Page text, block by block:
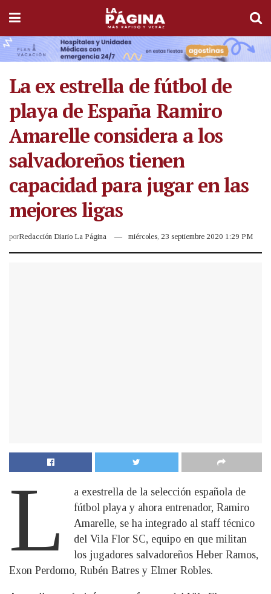
La ex estrella de fútbol de
playa de España Ramiro
Amarelle considera a los
salvadoreños tienen
capacidad para jugar en las
mejores ligas
porRedacción Diario La Página miércoles, 23 septiembre 2020 1:29 PM
L
a exestrella de la selección española de
fútbol playa y ahora entrenador, Ramiro
Amarelle, se ha integrado al staff técnico
del Vila Flor SC, equipo en que militan
los jugadores salvadoreños Heber Ramos,
Exon Perdomo, Rubén Batres y Elmer Robles.